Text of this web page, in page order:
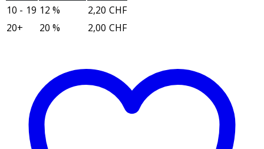
10 - 19 12 % 2,20 CHF
20+
20 % 2,00 CHF